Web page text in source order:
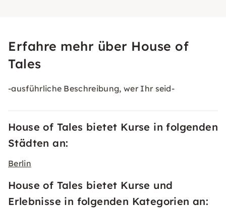
Erfahre mehr über House of
Tales
-ausführliche Beschreibung, wer Ihr seid-
House of Tales bietet Kurse in folgenden
Städten an:
Berlin
House of Tales bietet Kurse und
Erlebnisse in folgenden Kategorien an: